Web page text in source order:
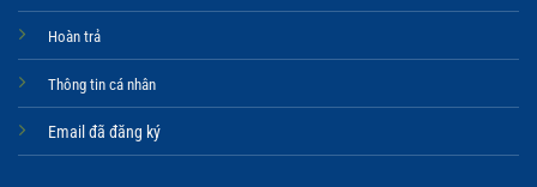
Hoàn trả
Thông tin cá nhân
Email đã đăng ký